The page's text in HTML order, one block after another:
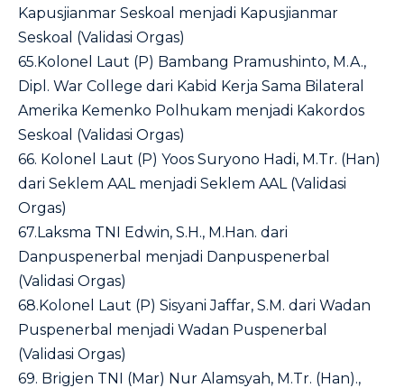
Kapusjianmar Seskoal menjadi Kapusjianmar
Seskoal (Validasi Orgas)
65.Kolonel Laut (P) Bambang Pramushinto, M.A.,
Dipl. War College dari Kabid Kerja Sama Bilateral
Amerika Kemenko Polhukam menjadi Kakordos
Seskoal (Validasi Orgas)
66. Kolonel Laut (P) Yoos Suryono Hadi, M.Tr. (Han)
dari Seklem AAL menjadi Seklem AAL (Validasi
Orgas)
67.Laksma TNI Edwin, S.H., M.Han. dari
Danpuspenerbal menjadi Danpuspenerbal
(Validasi Orgas)
68.Kolonel Laut (P) Sisyani Jaffar, S.M. dari Wadan
Puspenerbal menjadi Wadan Puspenerbal
(Validasi Orgas)
69. Brigjen TNI (Mar) Nur Alamsyah, M.Tr. (Han).,